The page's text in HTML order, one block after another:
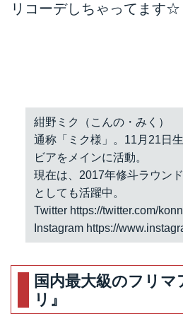
リコーデしちゃってます☆
紺野ミク（こんの・みく）
通称「ミク様」。11月21日
ビアをメインに活動。
現在は、2017年修斗ラウン
としても活躍中。
Twitter https://twitter.com/
Instagram https://
国内最大級のフリ
リ』